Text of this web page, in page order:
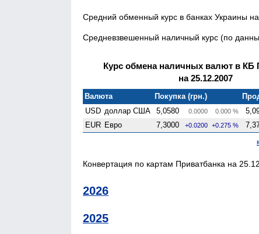
Средний обменный курс в банках Украины на
Средневзвешенный наличный курс (по
Курс обмена наличных валют в КБ
на 25.12.2007
Валюта Покупка (грн.)
USD доллар США 5,0580 0.0000 0.000 %
EUR Евро 7,3000 +0.0200 +0.275 %
Конвертация по картам Приватбанка на
2026
2025